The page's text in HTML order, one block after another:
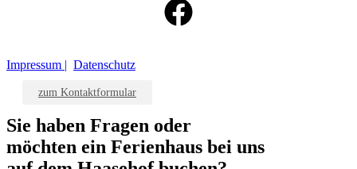
Impressum | Datenschutz
zum Kontaktformular
Sie haben Fragen oder
möchten ein Ferienhaus bei uns